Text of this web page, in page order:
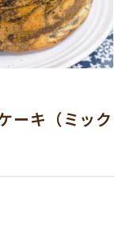
ーキ（ミック